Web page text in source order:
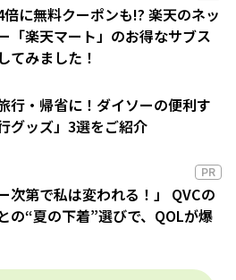
に無料クーポンも!? 楽天のネッ
「楽天マート」のお得なサブス
てみました！
行・帰省に！ダイソーの便利す
グッズ」3選をご紹介
PR
次第で私は変われる！」 QVCの
の“夏の下着”選びで、QOLが爆